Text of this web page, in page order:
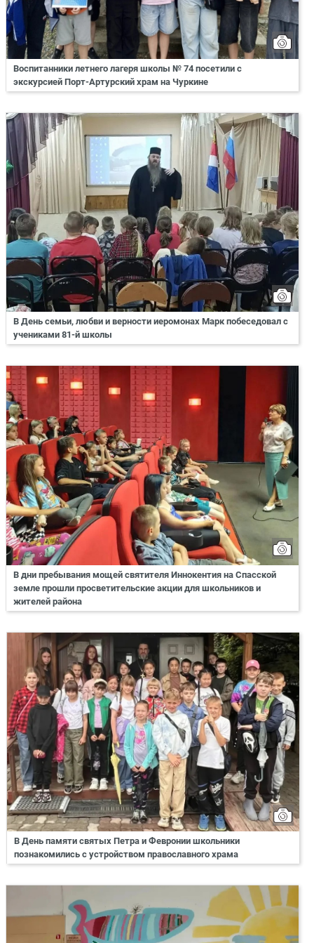
Воспитанники летнего лагеря школы № 74 посетили с
экскурсией Порт-Артурский храм на Чуркине
В День семьи, любви и верности иеромонах Марк побеседовал с
учениками 81-й школы
В дни пребывания мощей святителя Иннокентия на Спасской
земле прошли просветительские акции для школьников и
жителей района
В День памяти святых Петра и Февронии школьники
познакомились с устройством православного храма